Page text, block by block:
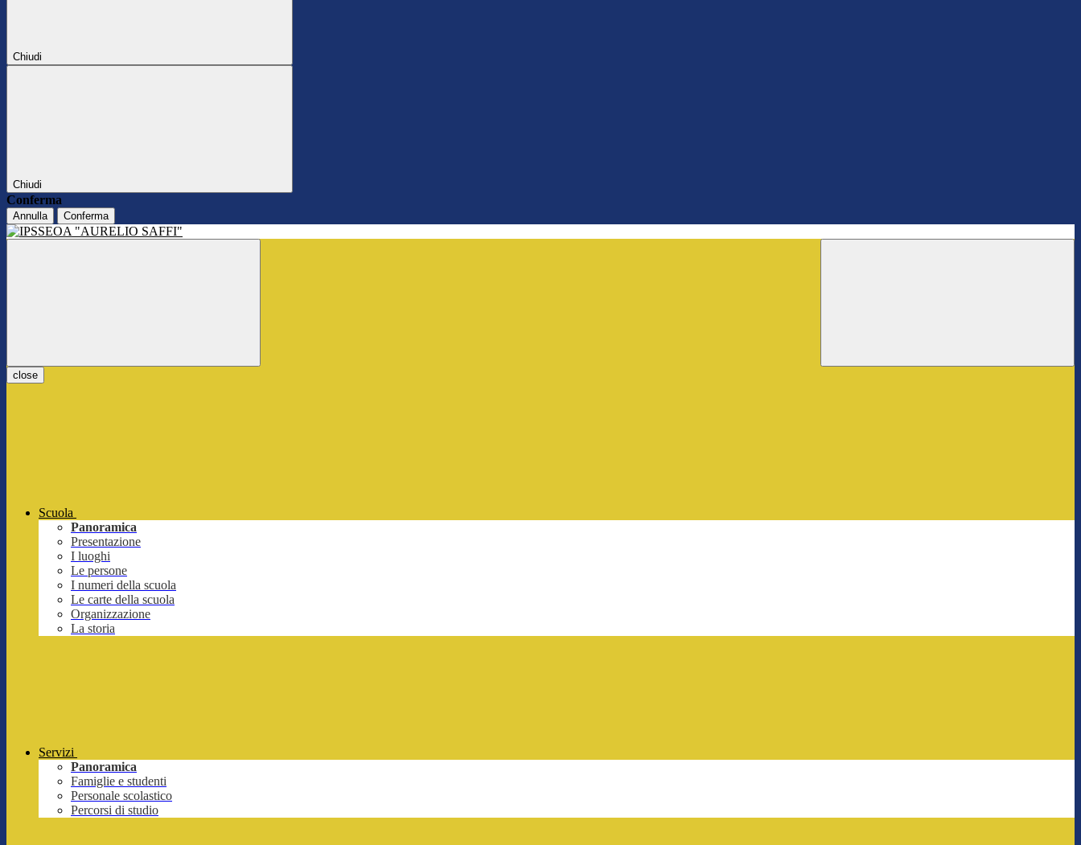
Chiudi
Chiudi
Conferma
Annulla Conferma
close
Scuola
Panoramica
Presentazione
I luoghi
Le persone
I numeri della scuola
Le carte della scuola
Organizzazione
La storia
Servizi
Panoramica
Famiglie e studenti
Personale scolastico
Percorsi di studio